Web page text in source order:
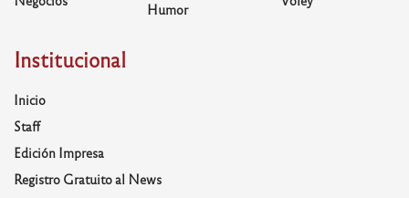
Humor
Institucional
Inicio
Staff
Edición Impresa
Registro Gratuito al News